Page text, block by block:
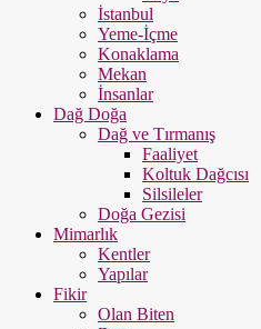
İstanbul
Yeme-İçme
Konaklama
Mekan
İnsanlar
Dağ Doğa
Dağ ve Tırmanış
Faaliyet
Koltuk Dağcısı
Silsileler
Doğa Gezisi
Mimarlık
Kentler
Yapılar
Fikir
Olan Biten